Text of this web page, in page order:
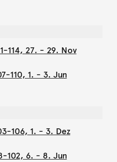
114, 27. - 29. Nov
110, 1. - 3. Jun
106, 1. - 3. Dez
102, 6. - 8. Jun